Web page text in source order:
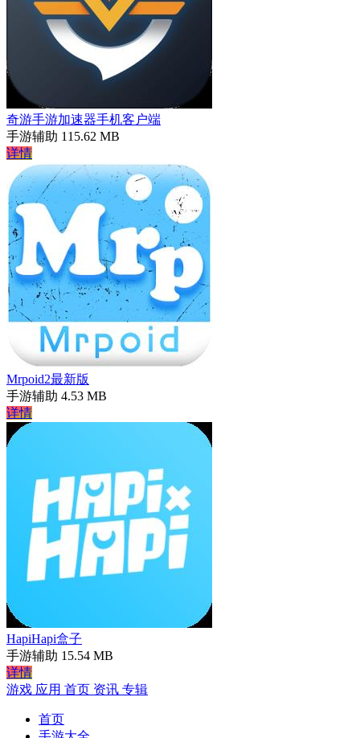
奇游手游加速器手机客户端
手游辅助 115.62 MB
详情
Mrpoid2最新版
手游辅助 4.53 MB
详情
HapiHapi盒子
手游辅助 15.54 MB
详情
游戏 应用 首页 资讯 专辑
首页